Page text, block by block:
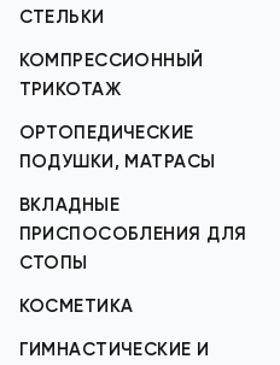
СТЕЛЬКИ
КОМПРЕССИОННЫЙ
ТРИКОТАЖ
ОРТОПЕДИЧЕСКИЕ
ПОДУШКИ, МАТРАСЫ
ВКЛАДНЫЕ
ПРИСПОСОБЛЕНИЯ ДЛЯ
СТОПЫ
КОСМЕТИКА
ГИМНАСТИЧЕСКИЕ И